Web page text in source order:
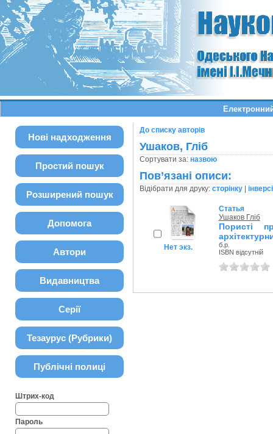
Нові надходження
Простий пошук
Розширений пошук
Допомога
Автори
Видавництва
Серії
Тезаурус (Рубрики)
Публічні полиці
Штрих-код
Пароль
До списку авторів
Ушаков, Гліб
Сортувати за: назвою
Пов’язані описи:
Відібрати для друку: сторінку|
Нет экз.
Статья
Ушаков Гліб
Пористі
б.р.
ISBN відсутній